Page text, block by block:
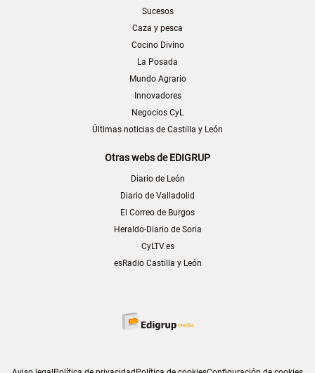
Sucesos
Caza y pesca
Cocino Divino
La Posada
Mundo Agrario
Innovadores
Negocios CyL
Últimas noticias de Castilla y León
Otras webs de EDIGRUP
Diario de León
Diario de Valladolid
El Correo de Burgos
Heraldo-Diario de Soria
CyLTV.es
esRadio Castilla y León